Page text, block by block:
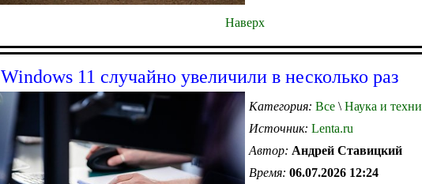
Наверх
Windows 11 случайно увеличили в несколько раз
Категория: Все \ Наука и
Источник: Lenta.ru
Автор: Андрей Ставицкий
Время: 06.07.2026 12:24